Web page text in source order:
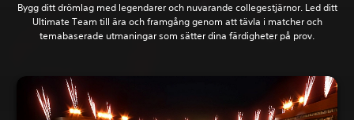
Bygg ditt drömlag med legendarer och nuvarande collegestjärnor. Led ditt
Ultimate Team till ära och framgång genom att tävla i matcher och
temabaserade utmaningar som sätter dina färdigheter på prov.